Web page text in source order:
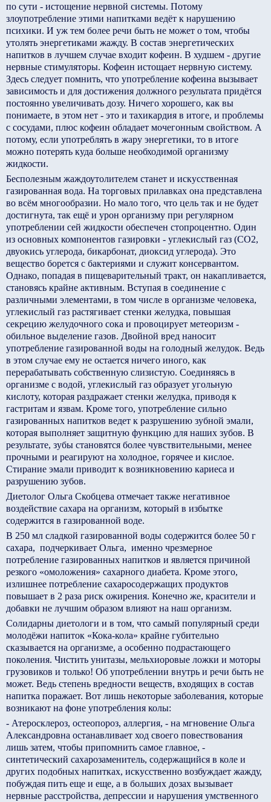
по сути - истощение нервной системы. Потому
злоупотребление этими напитками ведёт к нарушению
психики. И уж тем более речи быть не может о том, чтобы
утолять энергетиками жажду. В состав энергетических
напитков в лучшем случае входит кофеин. В худшем - другие
нервные стимуляторы. Кофеин истощает нервную систему.
Здесь следует помнить, что употребление кофеина вызывает
зависимость и для достижения должного результата придётся
постоянно увеличивать дозу. Ничего хорошего, как вы
понимаете, в этом нет - это и тахикардия в итоге, и проблемы
с сосудами, плюс кофеин обладает мочегонным свойством. А
потому, если употреблять в жару энергетики, то в итоге
можно потерять куда больше необходимой организму
жидкости.
Бесполезным жаждоутолителем станет и искусственная
газированная вода. На торговых прилавках она представлена
во всём многообразии. Но мало того, что цель так и не будет
достигнута, так ещё и урон организму при регулярном
употреблении сей жидкости обеспечен стопроцентно. Один
из основных компонентов газировки - углекислый газ (СО2,
двуокись углерода, бикарбонат, диоксид углерода). Это
вещество борется с бактериями и служит консервантом.
Однако, попадая в пищеварительный тракт, он накапливается,
становясь крайне активным. Вступая в соединение с
различными элементами, в том числе в организме человека,
углекислый газ растягивает стенки желудка, повышая
секрецию желудочного сока и провоцирует метеоризм -
обильное выделение газов. Двойной вред наносит
употребление газированной воды на голодный желудок. Ведь
в этом случае ему не остается ничего иного, как
перерабатывать собственную слизистую. Соединяясь в
организме с водой, углекислый газ образует угольную
кислоту, которая раздражает стенки желудка, приводя к
гастритам и язвам. Кроме того, употребление сильно
газированных напитков ведет к разрушению зубной эмали,
которая выполняет защитную функцию для наших зубов. В
результате, зубы становятся более чувствительными, менее
прочными и реагируют на холодное, горячее и кислое.
Стирание эмали приводит к возникновению кариеса и
разрушению зубов.
Диетолог Ольга Скобцева отмечает также негативное
воздействие сахара на организм, который в избытке
содержится в газированной воде.
В 250 мл сладкой газированной воды содержится более 50 г
сахара, ­ подчеркивает Ольга, ­ именно чрезмерное
потребление газированных напитков и является причиной
резкого «омоложения» сахарного диабета. Кроме этого,
излишнее потребление сахаросодержащих продуктов
повышает в 2 раза риск ожирения. Конечно же, красители и
добавки не лучшим образом влияют на наш организм.
Солидарны диетологи и в том, что самый популярный среди
молодёжи напиток «Кока­-кола» крайне губительно
сказывается на организме, а особенно подрастающего
поколения. Чистить унитазы, мельхиоровые ложки и моторы
грузовиков и только! Об употреблении внутрь и речи быть не
может. Ведь степень вредности веществ, входящих в состав
напитка поражает. Вот лишь некоторые заболевания, которые
возникают на фоне употребления колы:
- Атеросклероз, остеопороз, аллергия, - на мгновение Ольга
Александровна останавливает ход своего повествования
лишь затем, чтобы припомнить самое главное, ­
синтетический сахарозаменитель, содержащийся в коле и
других подобных напитках, искусственно возбуждает жажду,
побуждая пить еще и еще, а в больших дозах вызывает
нервные расстройства, депрессии и нарушения умственного